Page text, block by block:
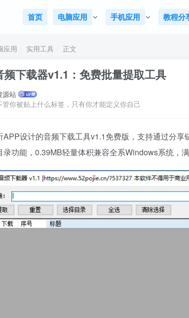
首页 电脑应用 手机应用 教程分
应用 实用工具 正文
频下载器v1.1：免费批量提取工具
源站
管你被贴上什么标签，只有你才能定义你自己
APP设计的音频下载工具v1.1免费版，支持通过分享
录功能，0.39MB轻量体积兼容全系Windows系统，